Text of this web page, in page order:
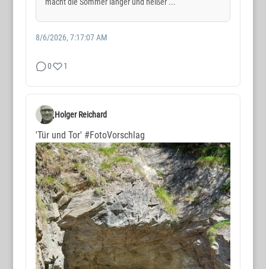
macht die Sommer länger und heißer ...
8/6/2026, 7:17:07 AM
0 1
Holger Reichard
'Tür und Tor' #FotoVorschlag